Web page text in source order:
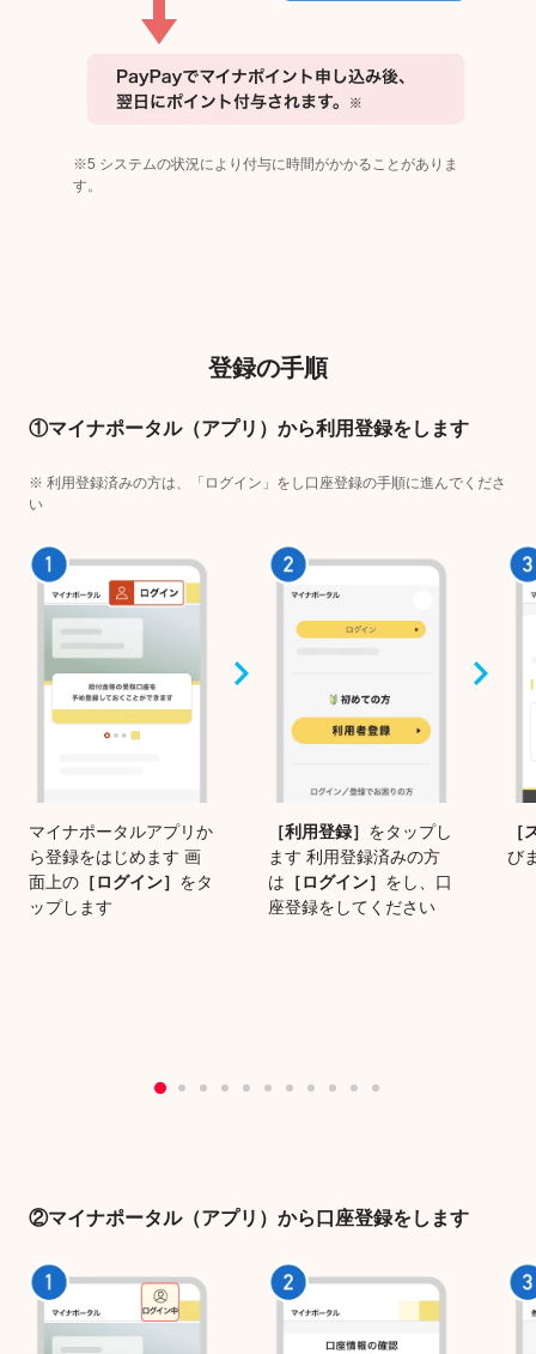
※5 システムの状況により付与に時間がかかることがありま
す。
登録の手順
①マイナポータル（アプリ）から利用登録をします
※ 利用登録済みの方は、「ログイン」をし口座登録の手順に進んでくださ
い
マイナポータルアプリか
ら登録をはじめます 画
面上の ［ログイン］ をタ
ップします
［利用登録］ をタップし
ます 利用登録済みの方
は ［ログイン］ をし、口
座登録をしてください
［
び
②マイナポータル（アプリ）から口座登録をします